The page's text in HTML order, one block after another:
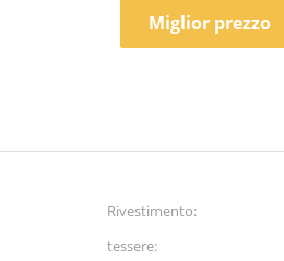
Miglior prezzo
Rivestimento:
tessere: